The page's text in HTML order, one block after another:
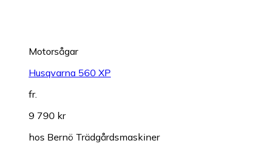
Motorsågar
Husqvarna 560 XP
fr.
9 790 kr
hos Bernö Trädgårdsmaskiner